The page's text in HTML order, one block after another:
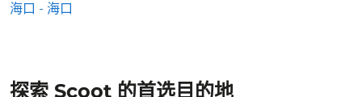
海口 - 海口
探索 Scoot 的首选目的地